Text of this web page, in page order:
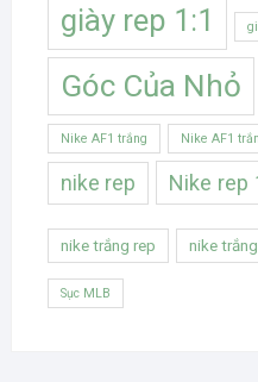
giày rep 1:1
Góc Của Nhỏ
Nike AF1 trắng Nike AF1
nike rep Nike rep
nike trắng rep nike
Sục MLB